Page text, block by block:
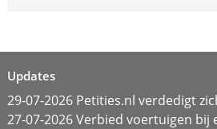
Updates
29-07-2026 Petities.nl verdedigt
27-07-2026 Verbied voertuigen